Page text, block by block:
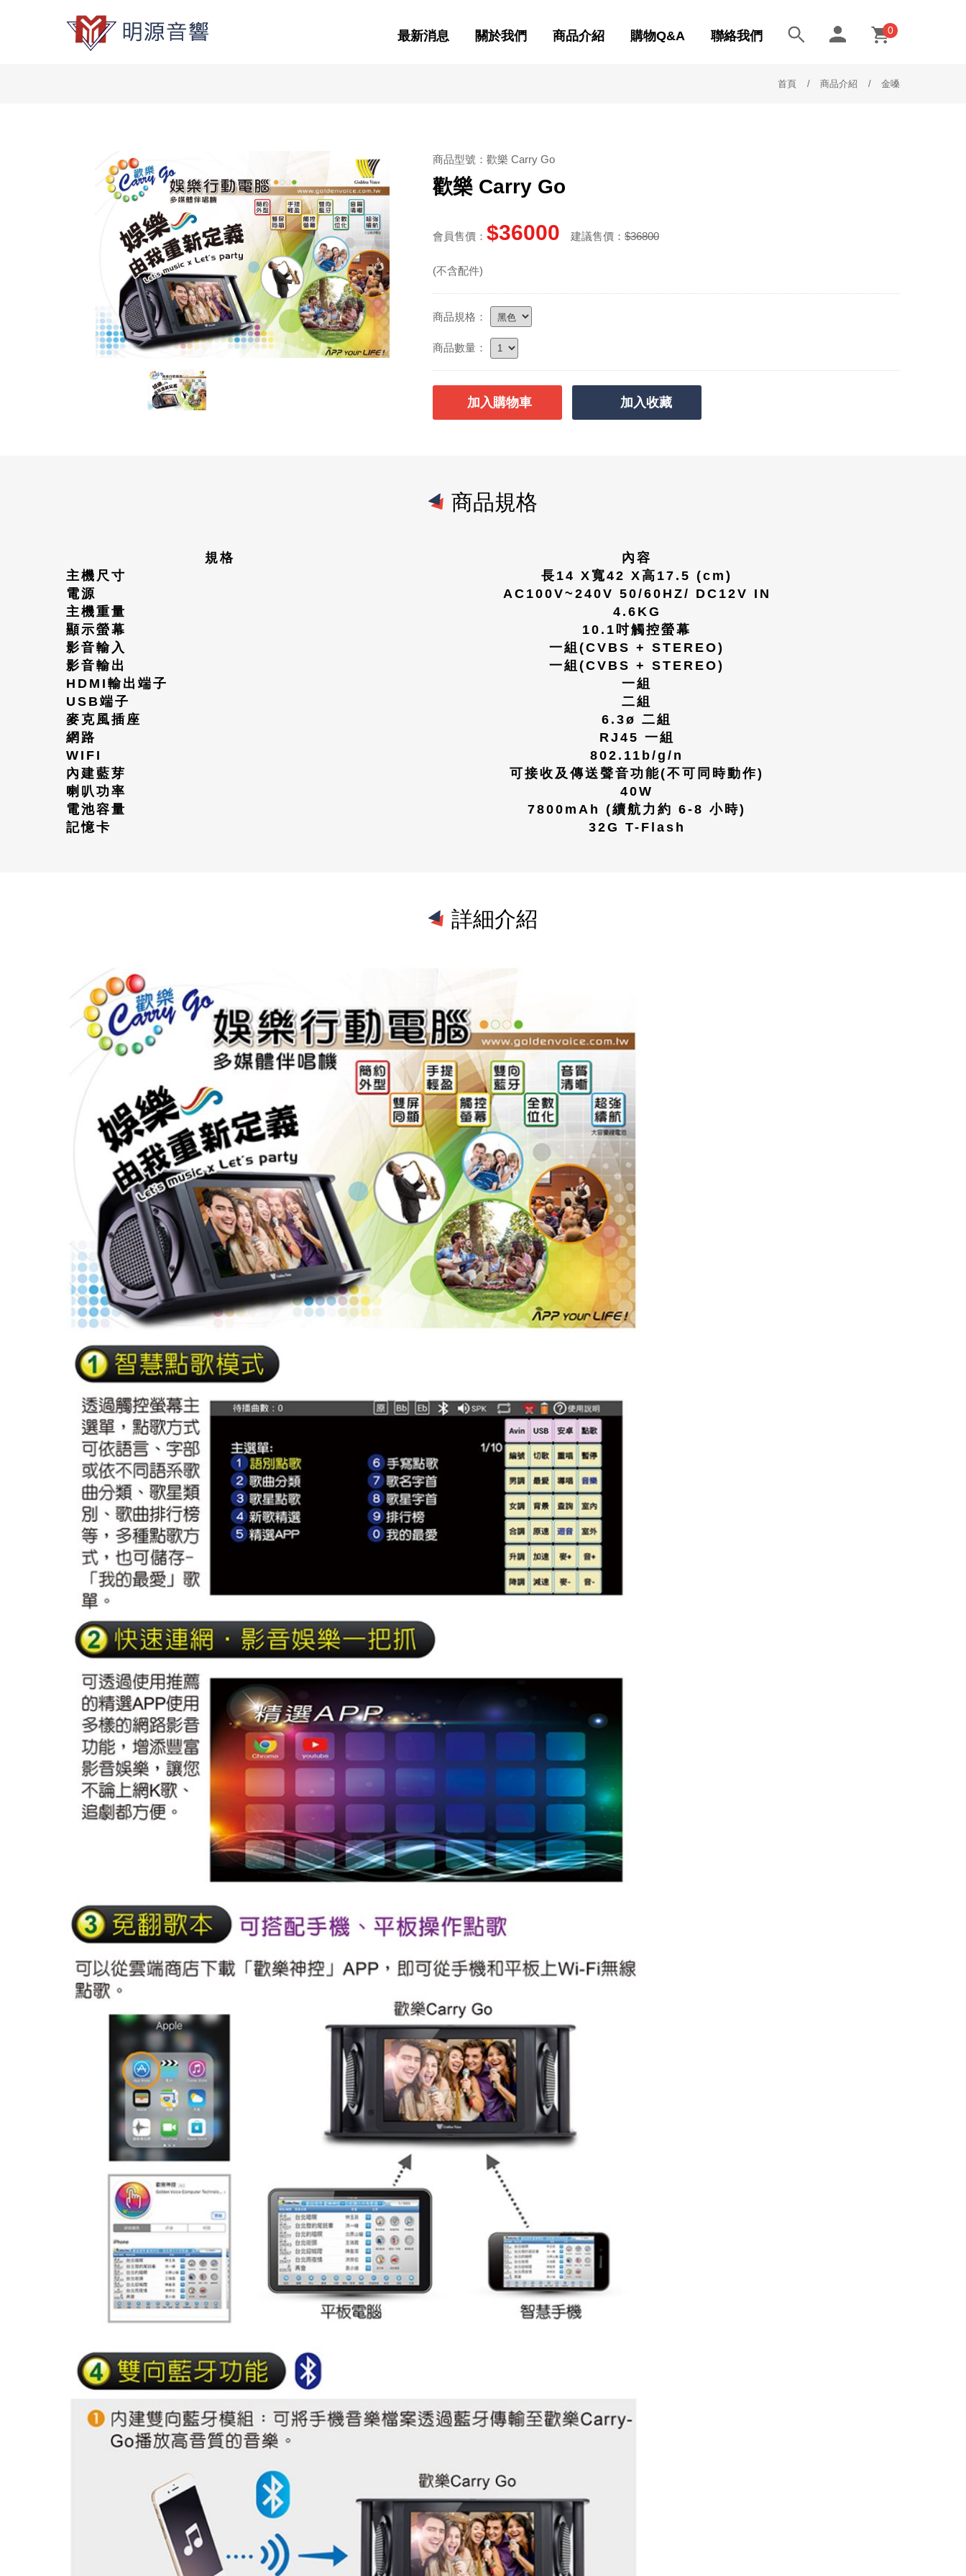
最新消息 關於我們 商品介紹 購物Q&A 聯絡我們 0
首頁 商品介紹 金嗓
商品型號：歡樂 Carry Go
歡樂 Carry Go
會員售價： $36000 建議售價： $36800
(不含配件)
商品規格：
商品數量：
加入購物車 加入收藏
商品規格
規格
內容
主機尺寸
長14 X寬42 X高17.5 (cm)
電源
AC100V~240V 50/60HZ/ DC12V IN
主機重量
4.6KG
顯示螢幕
10.1吋觸控螢幕
影音輸入
一組(CVBS + STEREO)
影音輸出
一組(CVBS + STEREO)
HDMI 輸出端子
一組
USB端子
二組
麥克風插座
6.3ø 二組
網路
RJ45 一組
WIFI
802.11b/g/n
內建藍芽
可接收及傳送聲音功能(不可同時動作)
喇叭功率
40W
電池容量
7800mAh (續航力約 6-8 小時)
記憶卡
32G T-Flash
詳細介紹